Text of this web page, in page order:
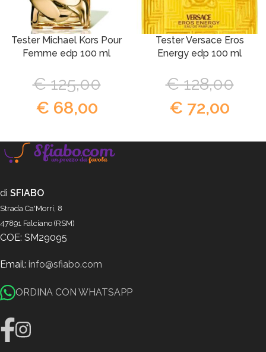
Tester Michael Kors Pour
Femme edp 100 ml
€125,00
€ 68,00
Tester Versace Eros
Energy edp 100 ml
€128,00
€ 72,00
di SFIABO
Strada Ca'Morri, 8
47891 Falciano (RSM)
COE: SM29095
Email: info@sfiabo.com
ORDINA CON WHATSAPP